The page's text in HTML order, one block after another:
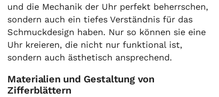
und die Mechanik der Uhr perfekt beherrschen,
sondern auch ein tiefes Verständnis für das
Schmuckdesign haben. Nur so können sie eine
Uhr kreieren, die nicht nur funktional ist,
sondern auch ästhetisch ansprechend.
Materialien und Gestaltung von
Zifferblättern